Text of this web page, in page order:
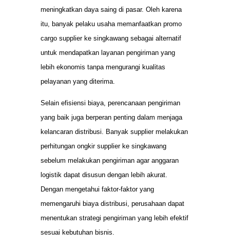
meningkatkan daya saing di pasar. Oleh karena
itu, banyak pelaku usaha memanfaatkan promo
cargo supplier ke singkawang sebagai alternatif
untuk mendapatkan layanan pengiriman yang
lebih ekonomis tanpa mengurangi kualitas
pelayanan yang diterima.
Selain efisiensi biaya, perencanaan pengiriman
yang baik juga berperan penting dalam menjaga
kelancaran distribusi. Banyak supplier melakukan
perhitungan ongkir supplier ke singkawang
sebelum melakukan pengiriman agar anggaran
logistik dapat disusun dengan lebih akurat.
Dengan mengetahui faktor-faktor yang
memengaruhi biaya distribusi, perusahaan dapat
menentukan strategi pengiriman yang lebih efektif
sesuai kebutuhan bisnis.